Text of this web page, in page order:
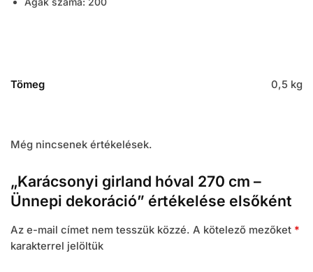
Tömeg 0,5 kg
Még nincsenek értékelések.
„Karácsonyi girland hóval 270 cm –
Ünnepi dekoráció” értékelése elsőként
Az e-mail címet nem tesszük közzé. A kötelező mezőket *
karakterrel jelöltük